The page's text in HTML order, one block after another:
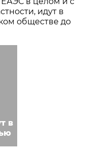
идут в
обществе до
в